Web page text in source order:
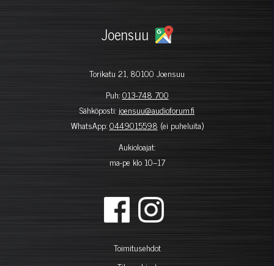
Joensuu
Torikatu 21, 80100 Joensuu
Puh:013-748 700
Sähköposti: joensuu@audioforum.fi
WhatsApp:0449015598 (ei puheluita)
Aukioloajat:
ma-pe klo 10–17
Toimitusehdot